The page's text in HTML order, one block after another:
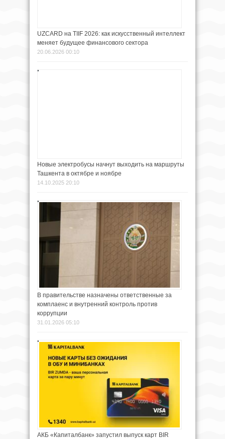
UZCARD на TIIF 2026: как искусственный интеллект
меняет будущее финансового сектора
20.06.2026 00:10
Новые электробусы начнут выходить на маршруты
Ташкента в октябре и ноябре
14.10.2025 20:10
В правительстве назначены ответственные за
комплаенс и внутренний контроль против
коррупции
31.01.2026 05:10
АКБ «Капиталбанк» запустил выпуск карт BIR